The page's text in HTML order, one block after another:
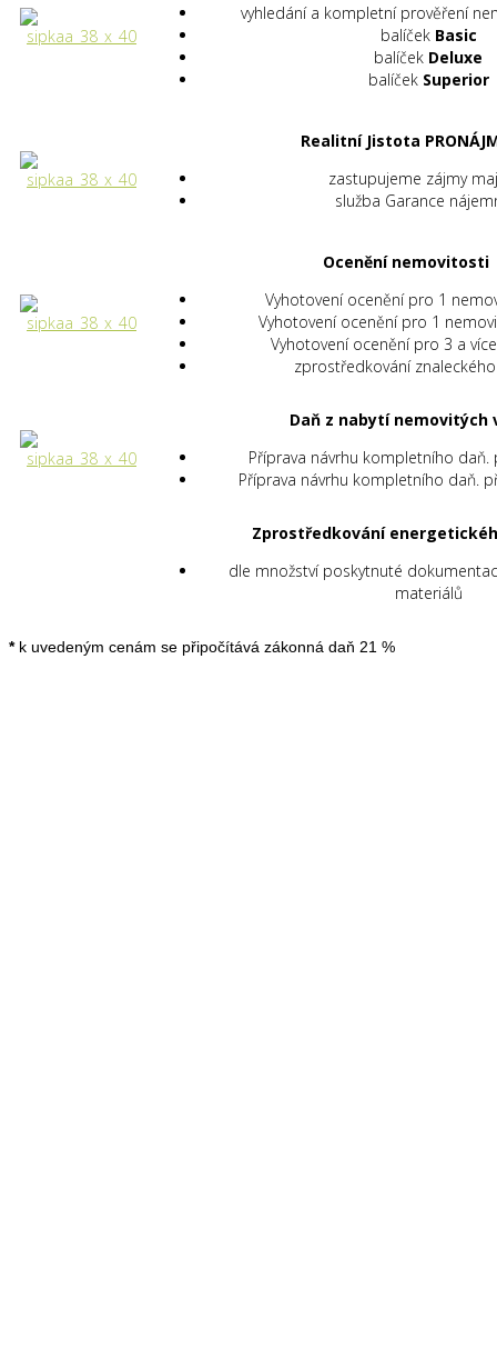
vyhledání a kompletní prověření
balíček Basic
balíček Deluxe
balíček Superior
Realitní Jistota
zastupujeme zájmy
služba Garance
Ocenění nemovitosti
Vyhotovení ocenění pro 1
Vyhotovení ocenění pro 1
Vyhotovení ocenění pro 3 a
zprostředkování
Daň z nabytí nemovitých
Příprava návrhu kompletního
Příprava návrhu kompletního daň.
Zprostředkování
dle množství poskytnuté
materiálů
*k uvedeným cenám se připočítává zákonná daň 21 %